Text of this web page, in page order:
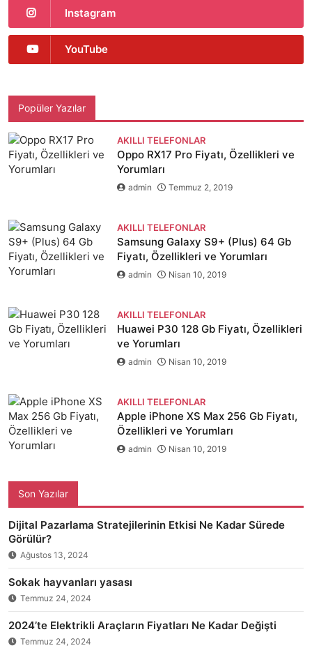
Instagram
YouTube
Popüler Yazılar
AKILLI TELEFONLAR
Oppo RX17 Pro Fiyatı, Özellikleri ve
Yorumları
admin Temmuz 2, 2019
AKILLI TELEFONLAR
Samsung Galaxy S9+ (Plus) 64 Gb
Fiyatı, Özellikleri ve Yorumları
admin Nisan 10, 2019
AKILLI TELEFONLAR
Huawei P30 128 Gb Fiyatı, Özellikleri
ve Yorumları
admin Nisan 10, 2019
AKILLI TELEFONLAR
Apple iPhone XS Max 256 Gb Fiyatı,
Özellikleri ve Yorumları
admin Nisan 10, 2019
Son Yazılar
Dijital Pazarlama Stratejilerinin Etkisi Ne Kadar Sürede
Görülür?
Ağustos 13, 2024
Sokak hayvanları yasası
Temmuz 24, 2024
2024’te Elektrikli Araçların Fiyatları Ne Kadar Değişti
Temmuz 24, 2024